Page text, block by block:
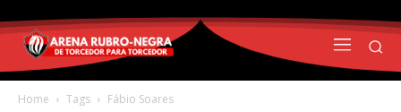
Home Tags Fábio Soares